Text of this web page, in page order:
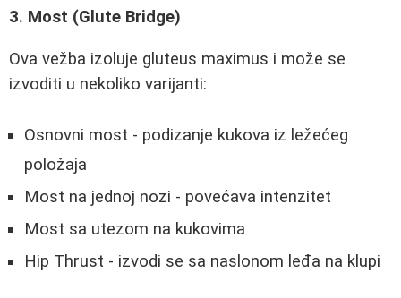
3. Most (Glute Bridge)
Ova vežba izoluje gluteus maximus i može se
izvoditi u nekoliko varijanti:
Osnovni most - podizanje kukova iz ležećeg
položaja
Most na jednoj nozi - povećava intenzitet
Most sa utezom na kukovima
Hip Thrust - izvodi se sa naslonom leđa na klupi